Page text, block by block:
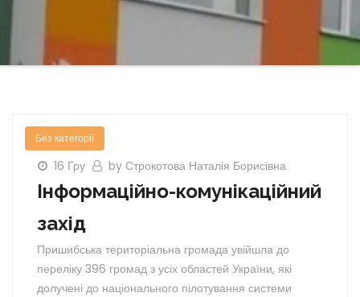
Без категорії
16 Гру by Строкотова Наталія Борисівна
Інформаційно-комунікаційний
захід
Пришибська територіальна громада увійшла до
переліку 396 громад з усіх областей України, які
долучені до національного пілотування системи